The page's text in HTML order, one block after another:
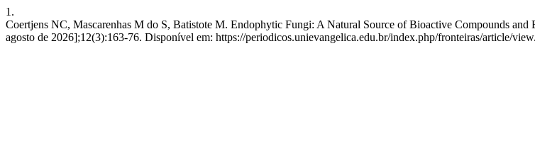
1.
Coertjens NC, Mascarenhas M do S, Batistote M. Endophytic Fungi: A Natural Source of Bioactive Compounds
agosto de 2026];12(3):163-76. Disponível em: https://periodicos.unievangelica.edu.br/index.php/fronteiras/article/